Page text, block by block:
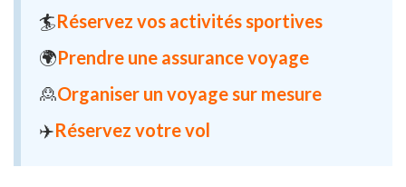
🏄Réservez vos activités sportives
🌍Prendre une assurance voyage
🙎Organiser un voyage sur mesure
✈️Réservez votre vol